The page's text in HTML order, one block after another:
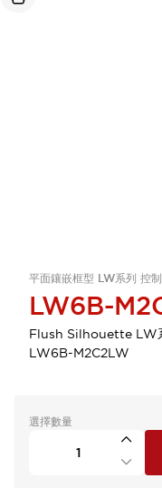
平面鑲嵌框型 LW系列 控
LW6B-
Flush Silhouette
LW6B-M2C2LW
選擇數量